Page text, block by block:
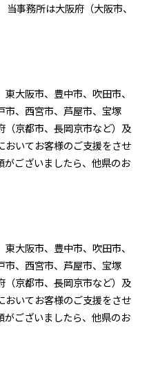
事務所は大阪府（大阪市、
大阪市、豊中市、吹田市、
市、西宮市、芦屋市、宝塚
（京都市、長岡京市など）及
おいてお客様のご支援をさせ
ございましたら、他県のお
大阪市、豊中市、吹田市、
市、西宮市、芦屋市、宝塚
（京都市、長岡京市など）及
おいてお客様のご支援をさせ
ございましたら、他県のお